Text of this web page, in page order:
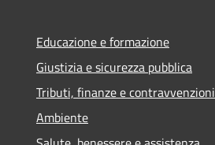
Educazione e formazione
Giustizia e sicurezza pubblica
Tributi, finanze e contravvenzioni
Ambiente